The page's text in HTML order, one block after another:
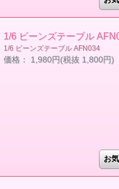
1/6 ビーンズテーブル
1/6 ビーンズテーブル AFN034
価格： 1,980円(税抜 1,800円)